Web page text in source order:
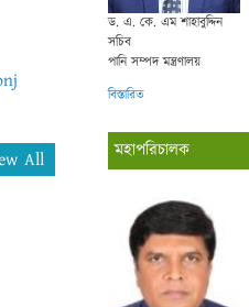
All
ড. এ. কে. এম শাহাবুদ্দিন
সচিব
পানি সম্পদ মন্ত্রণালয়
বিস্তারিত
মহাপরিচালক